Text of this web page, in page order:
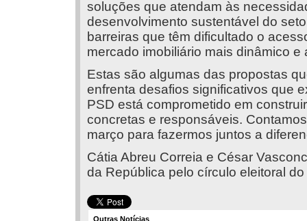
soluções que atendam às
desenvolvimento sustentável do
barreiras que têm dificultado o
mercado imobiliário mais dinâmico e
Estas são algumas das propostas
enfrenta desafios significativos que
PSD está comprometido em
concretas e responsáveis.
março para fazermos juntos a
Cátia Abreu Correia e César
da República pelo círculo eleitoral do
Outras Notícias